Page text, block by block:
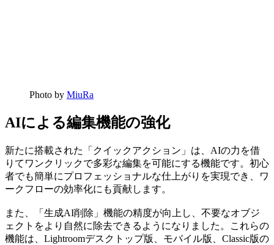
Photo by MiuRa
AIによる編集機能の強化
新たに搭載された「クイックアクション」は、AIの力を借
りてワンクリックで多彩な編集を可能にする機能です。初心
者でも簡単にプロフェッショナルな仕上がりを実現でき、ワ
ークフローの効率化にも貢献します。
また、「生成AI削除」機能の精度が向上し、不要なオブジ
ェクトをより自然に除去できるようになりました。これらの
機能は、Lightroomデスクトップ版、モバイル版、Classic版の